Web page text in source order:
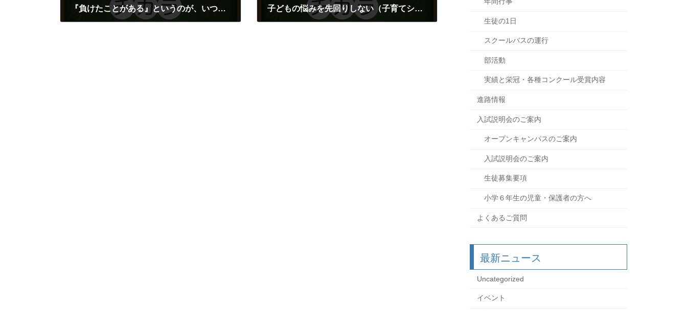
『負けたことがある』というのが、いつか大きな財産になる 子どもの悩みを先回りしない（子育てシリーズ⑫）
生徒の1日
スクールバスの運行
部活動
実績と栄冠・各種コンクール受賞内容
進路情報
入試説明会のご案内
オープンキャンパスのご案内
入試説明会のご案内
生徒募集要項
小学６年生の児童・保護者の方へ
よくあるご質問
最新ニュース
Uncategorized
イベント